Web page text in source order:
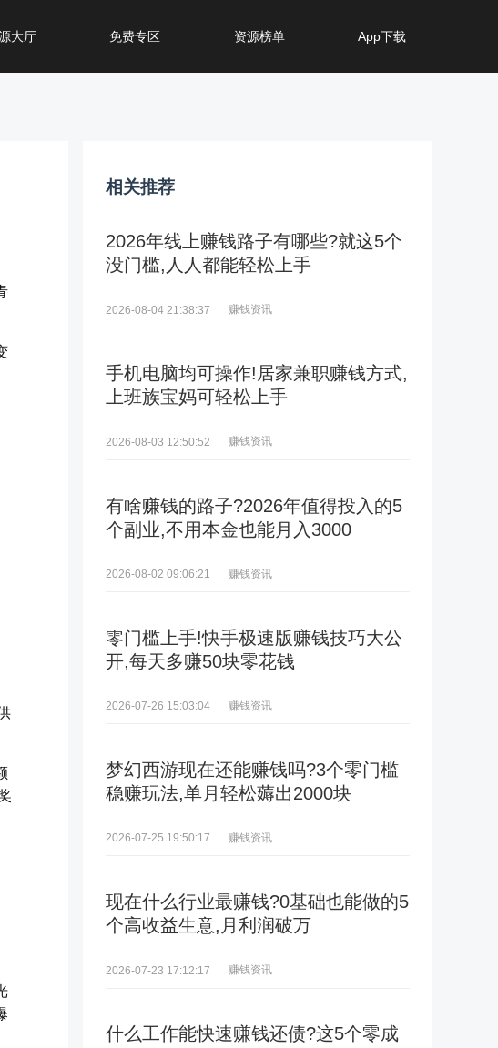
大厅 免费专区 资源榜单 App下载
相关推荐
2026年线上赚钱路子有哪些?就这5个
没门槛,人人都能轻松上手
2026-08-04 21:38:37 赚钱资讯
手机电脑均可操作!居家兼职赚钱方式,
上班族宝妈可轻松上手
2026-08-03 12:50:52 赚钱资讯
有啥赚钱的路子?2026年值得投入的5
个副业,不用本金也能月入3000
2026-08-02 09:06:21 赚钱资讯
零门槛上手!快手极速版赚钱技巧大公
开,每天多赚50块零花钱
2026-07-26 15:03:04 赚钱资讯
梦幻西游现在还能赚钱吗?3个零门槛
稳赚玩法,单月轻松薅出2000块
2026-07-25 19:50:17 赚钱资讯
现在什么行业最赚钱?0基础也能做的5
个高收益生意,月利润破万
2026-07-23 17:12:17 赚钱资讯
什么工作能快速赚钱还债?这5个零成